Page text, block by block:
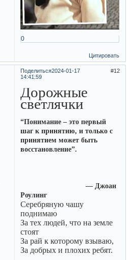
0
Цитировать
Поделиться 12
2024-01-17
14:41:59
Дорожные
светлячки
“Понимание – это первый
шаг к принятию, и только с
принятием может быть
восстановление”.
— Джоан
Роулинг
Серебряную чашу
поднимаю
За тех людей, что на земле
стоят
За рай к которому взываю,
За добрых и плохих ребят.